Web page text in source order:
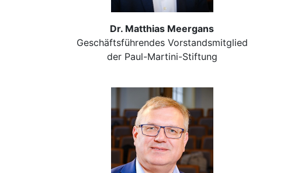
Dr. Matthias Meergans
Geschäftsführendes Vorstandsmitglied
der Paul-Martini-Stiftung